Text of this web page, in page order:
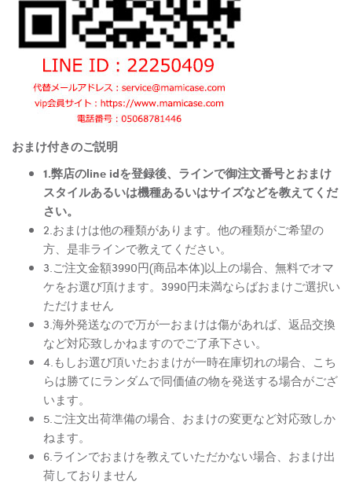
おまけ付きのご説明
1.弊店のline idを登録後、ラインで御注文番号とおまけ
スタイルあるいは機種あるいはサイズなどを教えてくだ
さい。
2.おまけは他の種類があります。他の種類がご希望の
方、是非ラインで教えてください。
3.ご注文金額3990円(商品本体)以上の場合、無料でオマ
ケをお選び頂けます。3990円未満ならばおまけご選択い
ただけません
3.海外発送なので万が一おまけは傷があれば、返品交換
など対応致しかねますのでご了承下さい。
4.もしお選び頂いたおまけが一時在庫切れの場合、こち
らは勝てにランダムで同価値の物を発送する場合がござ
います。
5.ご注文出荷準備の場合、おまけの変更など対応致しか
ねます。
6.ラインでおまけを教えていただかない場合、おまけ出
荷しておりません